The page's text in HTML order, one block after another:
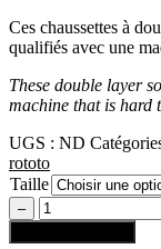
Ces chaussettes à
qualifiés avec une
These double layer
machine that is hard
UGS : ND
rototo
Taille